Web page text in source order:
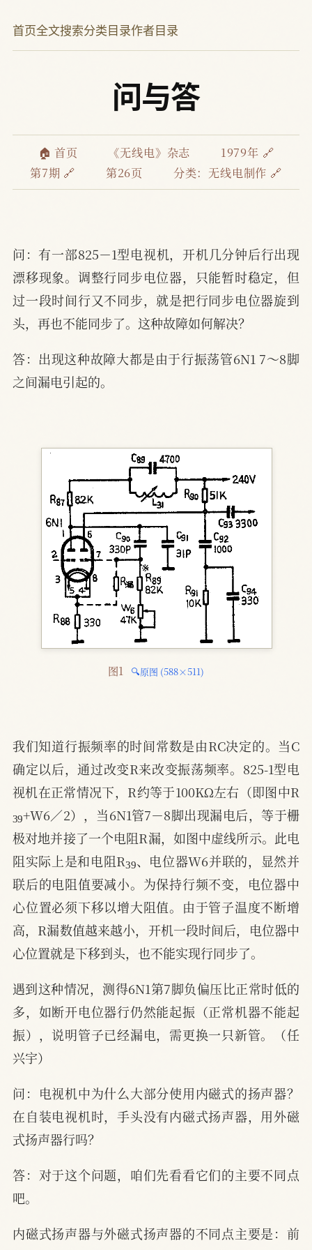
首页全文搜索分类目录作者目录
问与答
🏠 首页 《无线电》杂志
1979年 🔗
第7期 🔗
第26页 分类： 无线电制作 🔗
问：有一部825－1型电视机，开机几分钟后行出现
漂移现象。调整行同步电位器，只能暂时稳定，但
过一段时间行又不同步，就是把行同步电位器旋到
头，再也不能同步了。这种故障如何解决？
答：出现这种故障大都是由于行振荡管6N1 7～8脚
之间漏电引起的。
图1 🔍原图 (588×511)
我们知道行振频率的时间常数是由RC决定的。当C
确定以后，通过改变R来改变振荡频率。825-1型电
视机在正常情况下，R约等于100KΩ左右（即图中R
39+W6／2），当6N1管7－8脚出现漏电后，等于栅
极对地并接了一个电阻R漏，如图中虚线所示。此电
阻实际上是和电阻R39、电位器W6并联的，显然并
联后的电阻值要减小。为保持行频不变，电位器中
心位置必须下移以增大阻值。由于管子温度不断增
高，R漏数值越来越小，开机一段时间后，电位器中
心位置就是下移到头，也不能实现行同步了。
遇到这种情况，测得6N1第7脚负偏压比正常时低的
多，如断开电位器行仍然能起振（正常机器不能起
振），说明管子已经漏电，需更换一只新管。（任
兴宇）
问：电视机中为什么大部分使用内磁式的扬声器？
在自装电视机时，手头没有内磁式扬声器，用外磁
式扬声器行吗？
答：对于这个问题，咱们先看看它们的主要不同点
吧。
内磁式扬声器与外磁式扬声器的不同点主要是：前